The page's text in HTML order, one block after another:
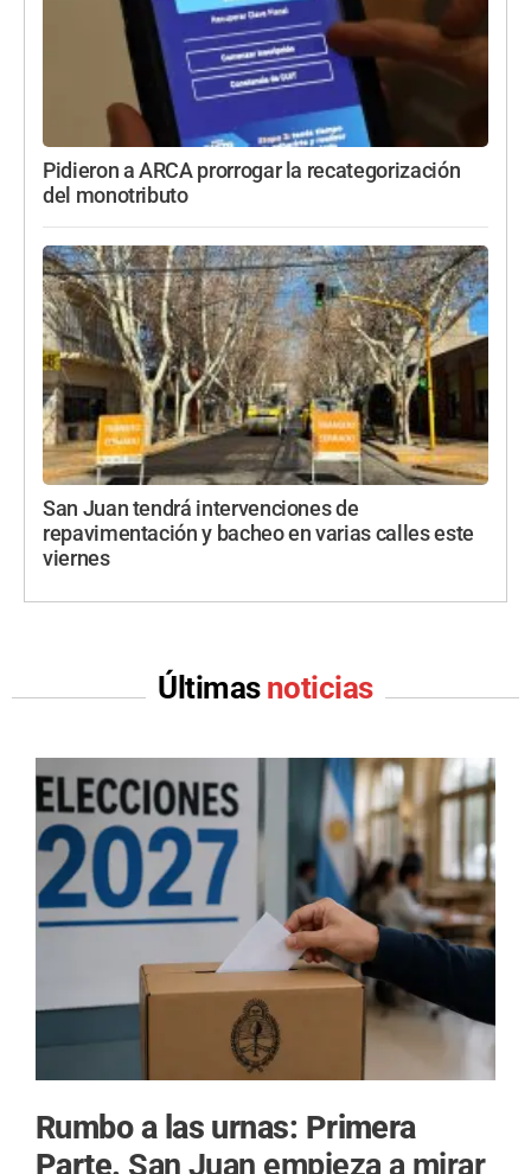
Pidieron a ARCA prorrogar la recategorización
del monotributo
San Juan tendrá intervenciones de
repavimentación y bacheo en varias calles este
viernes
Últimas noticias
Rumbo a las urnas: Primera
Parte. San Juan empieza a mirar